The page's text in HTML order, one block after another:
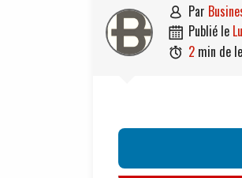
 par
 publié le
 2 min de